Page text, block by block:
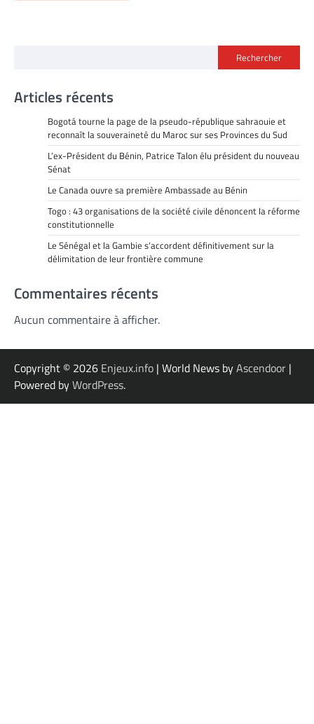
Rechercher
Articles récents
Bogotá tourne la page de la pseudo-république sahraouie et
reconnaît la souveraineté du Maroc sur ses Provinces du Sud
L’ex-Président du Bénin, Patrice Talon élu président du nouveau
Sénat
Le Canada ouvre sa première Ambassade au Bénin
Togo : 43 organisations de la société civile dénoncent la réforme
constitutionnelle
Le Sénégal et la Gambie s’accordent définitivement sur la
délimitation de leur frontière commune
Commentaires récents
Aucun commentaire à afficher.
Copyright © 2026 Enjeux.info | World News byAscendoor |
Powered byWordPress.